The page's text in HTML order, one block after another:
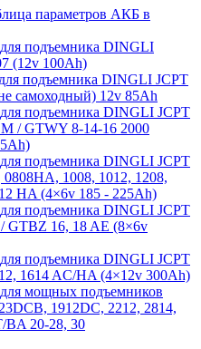
параметров АКБ в
для подъемника DINGLI
(12v 100Ah)
подъемника DINGLI JCPT
самоходный) 12v 85Ah
подъемника DINGLI JCPT
/ GTWY 8-14-16 2000
подъемника DINGLI JCPT
1008, 1012, 1208,
HA (4×6v 185 - 225Ah)
подъемника DINGLI JCPT
GTBZ 16, 18 AE (8×6v
подъемника DINGLI JCPT
1614 AC/HA (4×12v 300Ah)
для мощных подъемников
1912DC, 2212, 2814,
BA 20-28, 30